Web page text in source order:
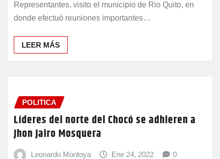
Representantes, visito el municipio de Rio Quito, en
donde efectuó reuniones importantes…
LEER MÁS
POLITICA
Líderes del norte del Chocó se adhieren a
Jhon Jairo Mosquera
Leonardo Montoya Ene 24, 2022 0